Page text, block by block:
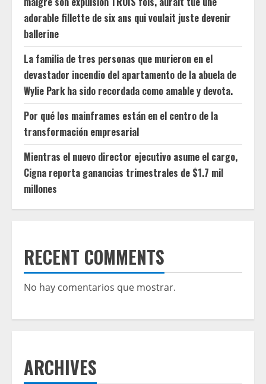
adorable fillette de six ans qui voulait juste devenir
ballerine
La familia de tres personas que murieron en el
devastador incendio del apartamento de la abuela de
Wylie Park ha sido recordada como amable y devota.
Por qué los mainframes están en el centro de la
transformación empresarial
Mientras el nuevo director ejecutivo asume el cargo,
Cigna reporta ganancias trimestrales de $1.7 mil
millones
RECENT COMMENTS
No hay comentarios que mostrar.
ARCHIVES